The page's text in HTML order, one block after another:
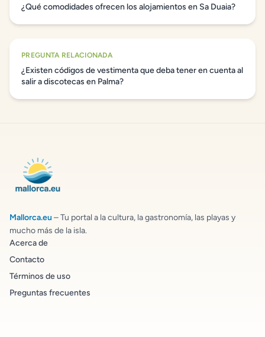
¿Qué comodidades ofrecen los alojamientos en Sa Duaia?
PREGUNTA RELACIONADA
¿Existen códigos de vestimenta que deba tener en cuenta al
salir a discotecas en Palma?
Mallorca.eu – Tu portal a la cultura, la gastronomía, las playas y
mucho más de la isla.
Acerca de
Contacto
Términos de uso
Preguntas frecuentes